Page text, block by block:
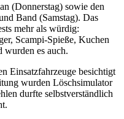
(Donnerstag) sowie den
Band (Samstag). Das
mehr als würdig:
Scampi-Spieße, Kuchen
wurden es auch.
Einsatzfahrzeuge besichtigt
wurden Löschsimulator
durfte selbstverständlich